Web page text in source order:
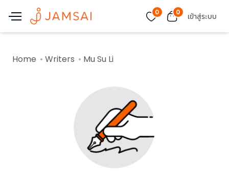
0 0 เข้าสู่ระบบ
Home Writers Mu Su Li